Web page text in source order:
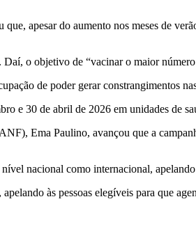
apesar do aumento nos meses de
o objetivo de “vacinar o maior
de poder gerar constrangimentos
e 30 de abril de 2026 em unidades de
Ema Paulino, avançou que a
nacional como internacional,
às pessoas elegíveis para que